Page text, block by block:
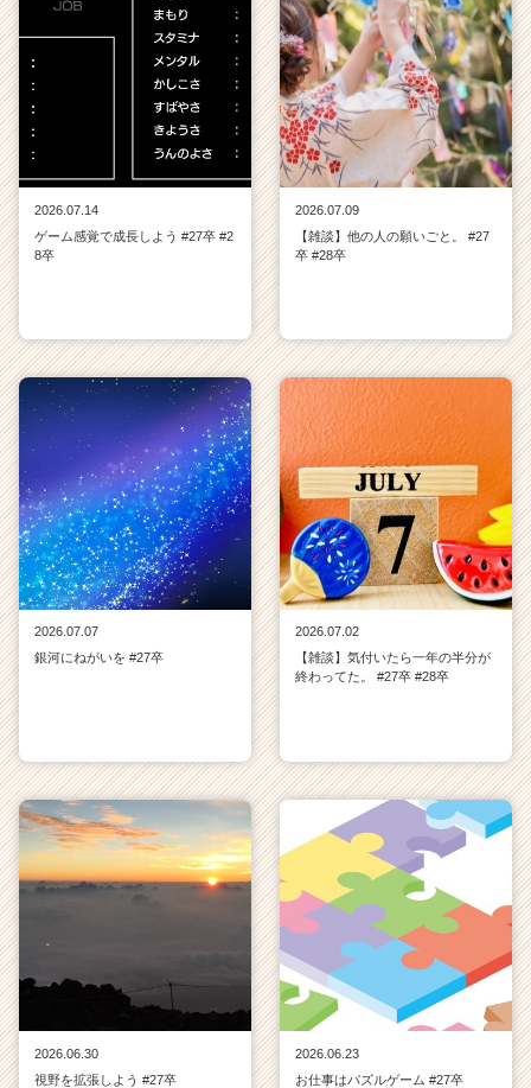
2026.07.14
ゲーム感覚で成長しよう #27卒 #2
8卒
2026.07.09
【雑談】他の人の願いごと。 #27
卒 #28卒
2026.07.07
銀河にねがいを #27卒
2026.07.02
【雑談】気付いたら一年の半分が
終わってた。 #27卒 #28卒
2026.06.30
視野を拡張しよう #27卒
2026.06.23
お仕事はパズルゲーム #27卒